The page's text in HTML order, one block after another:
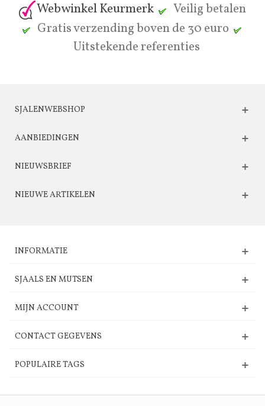
Webwinkel Keurmerk
Veilig betalen
Gratis verzending boven de 30 euro
Uitstekende referenties
SJALENWEBSHOP
AANBIEDINGEN
NIEUWSBRIEF
NIEUWE ARTIKELEN
INFORMATIE
SJAALS EN MUTSEN
MIJN ACCOUNT
CONTACT GEGEVENS
POPULAIRE TAGS